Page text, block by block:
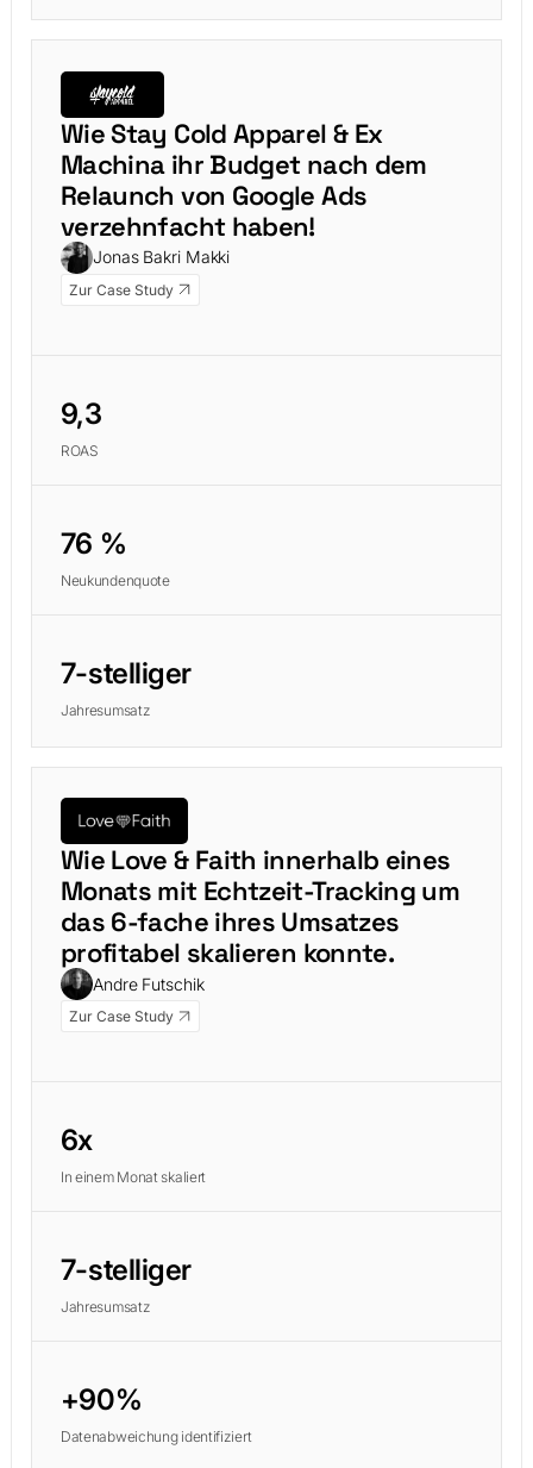
Wie Stay Cold Apparel & Ex
Machina ihr Budget nach dem
Relaunch von Google Ads
verzehnfacht haben!
Jonas Bakri Makki
Zur Case Study
9,3
ROAS
76 %
Neukundenquote
7-stelliger
Jahresumsatz
Wie Love & Faith innerhalb eines
Monats mit Echtzeit-Tracking um
das 6-fache ihres Umsatzes
profitabel skalieren konnte.
Andre Futschik
Zur Case Study
6x
In einem Monat skaliert
7-stelliger
Jahresumsatz
+90%
Datenabweichung identifiziert